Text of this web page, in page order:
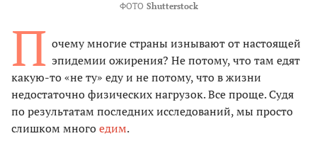
ФОТО Shutterstock
П очему многие страны изнывают от настоящей
эпидемии ожирения? Не потому, что там едят
какую-то «не ту» еду и не потому, что в жизни
недостаточно физических нагрузок. Все проще. Судя
по результатам последних исследований, мы просто
слишком многоедим.